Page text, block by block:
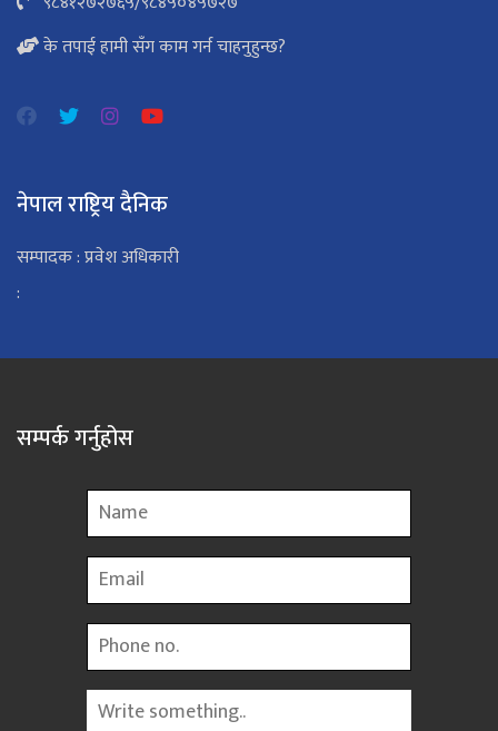
के तपाई हामी सँग काम गर्न चाहनुहुन्छ?
नेपाल राष्ट्रिय दैनिक
सम्पादक : प्रवेश अधिकारी
:
सम्पर्क गर्नुहोस
Name
Email
Phone
Message